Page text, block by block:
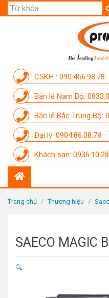
CSKH : 090.456.98.78
Bán lẻ Nam Bộ:
Bán lẻ Bắc Trung Bộ:
Đại lý: 0904.86.08.78
Khách sạn:
DỊCH VỤ
CẨM NANG
THÀNH VIÊN PROCAFFE
KHUYẾN MÃI
SỰ KIỆN THƯƠNG HIỆU
LIÊN HỆ
Trang chủ / Thương hiệu /
SAECO MAGIC
🔍